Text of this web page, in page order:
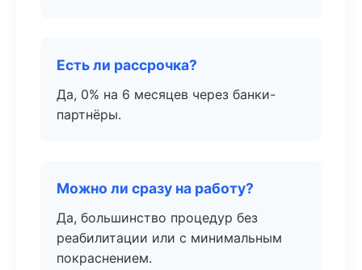
Есть ли рассрочка?
Да, 0% на 6 месяцев через банки-
партнёры.
Можно ли сразу на работу?
Да, большинство процедур без
реабилитации или с минимальным
покраснением.